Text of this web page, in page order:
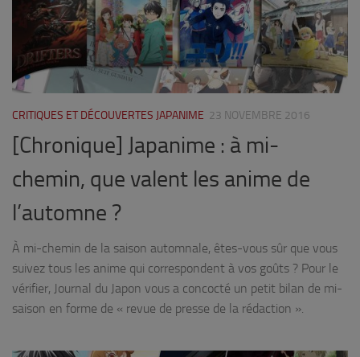
CRITIQUES ET DÉCOUVERTES JAPANIME 23 NOVEMBRE 2016
[Chronique] Japanime : à mi-
chemin, que valent les anime de
l’automne ?
À mi-chemin de la saison automnale, êtes-vous sûr que vous
suivez tous les anime qui correspondent à vos goûts ? Pour le
vérifier, Journal du Japon vous a concocté un petit bilan de mi-
saison en forme de « revue de presse de la rédaction ».